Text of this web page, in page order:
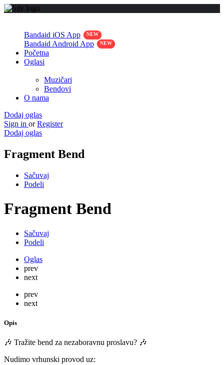
Bandaid iOS App
Bandaid Android App
Početna
Oglasi
Muzičari
Bendovi
O nama
Dodaj oglas
Sign in or Register
Dodaj oglas
Fragment Bend
Sačuvaj
Podeli
Fragment Bend
Sačuvaj
Podeli
Oglas
prev
next
prev
next
Opis
🎶 Tražite bend za nezaboravnu proslavu? 🎶
Nudimo vrhunski provod uz: